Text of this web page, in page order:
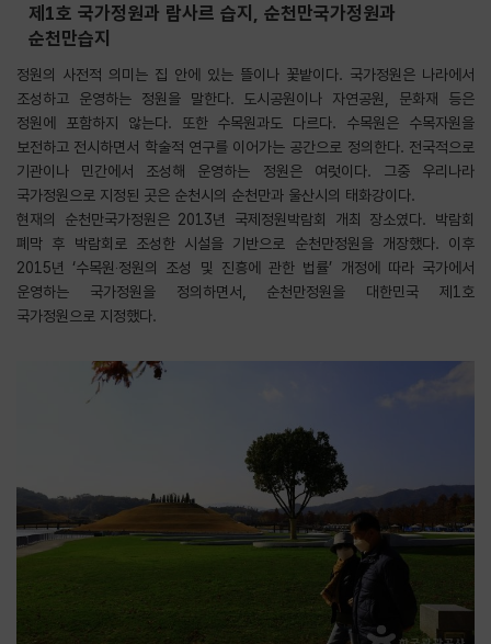
제1호 국가정원과 람사르 습지, 순천만국가정원과
순천만습지
정원의 사전적 의미는 집 안에 있는 뜰이나 꽃밭이다. 국가정원은 나라에서
조성하고 운영하는 정원을 말한다. 도시공원이나 자연공원, 문화재 등은
정원에 포함하지 않는다. 또한 수목원과도 다르다. 수목원은 수목자원을
보전하고 전시하면서 학술적 연구를 이어가는 공간으로 정의한다. 전국적으로
기관이나 민간에서 조성해 운영하는 정원은 여럿이다. 그중 우리나라
국가정원으로 지정된 곳은 순천시의 순천만과 울산시의 태화강이다.
현재의 순천만국가정원은 2013년 국제정원박람회 개최 장소였다. 박람회
폐막 후 박람회로 조성한 시설을 기반으로 순천만정원을 개장했다. 이후
2015년 ‘수목원‧정원의 조성 및 진흥에 관한 법률’ 개정에 따라 국가에서
운영하는 국가정원을 정의하면서, 순천만정원을 대한민국 제1호
국가정원으로 지정했다.